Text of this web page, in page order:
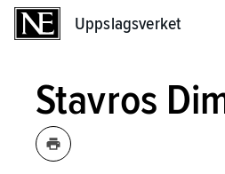
Uppslagsverket
Stavros